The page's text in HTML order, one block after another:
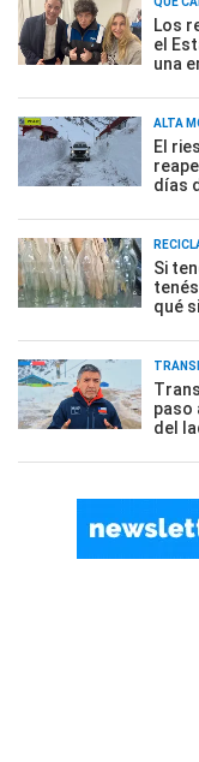
Los
el
una
ALTA
El
días
Si
qué
paso
del